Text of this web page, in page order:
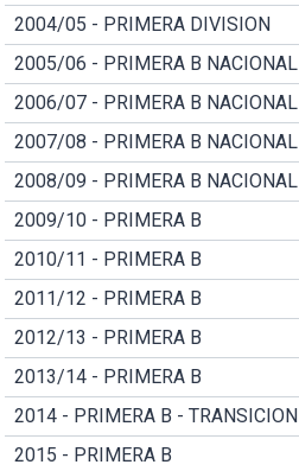
2004/05 - PRIMERA DIVISION
2005/06 - PRIMERA B NACIONAL
2006/07 - PRIMERA B NACIONAL
2007/08 - PRIMERA B NACIONAL
2008/09 - PRIMERA B NACIONAL
2009/10 - PRIMERA B
2010/11 - PRIMERA B
2011/12 - PRIMERA B
2012/13 - PRIMERA B
2013/14 - PRIMERA B
2014 - PRIMERA B - TRANSICION
2015 - PRIMERA B